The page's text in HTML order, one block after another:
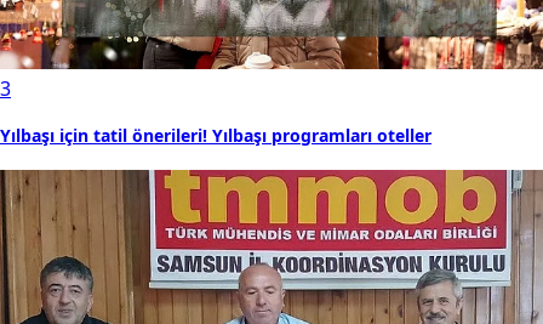
3
Yılbaşı için tatil önerileri! Yılbaşı programları oteller